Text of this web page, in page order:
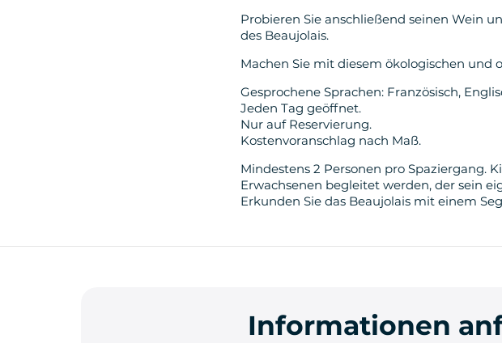
Probieren Sie anschließend seinen Wein
des Beaujolais.
Machen Sie mit diesem ökologischen und
Gesprochene Sprachen: Französisch,
Jeden Tag geöffnet.
Nur auf Reservierung.
Kostenvoranschlag nach Maß.
Mindestens 2 Personen pro Spaziergang.
Erwachsenen begleitet werden, der sein
Erkunden Sie das Beaujolais mit einem
Informationen